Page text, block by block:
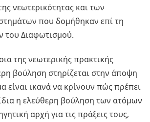
νεωτερικότητας και των
που δομήθηκαν επί τη
του Διαφωτισμού.
της νεωτερικής πρακτικής
βούληση στηρίζεται στην άποψη
είναι ικανά να κρίνουν πώς πρέπει
η ελεύθερη βούληση των ατόμων
αρχή για τις πράξεις τους,